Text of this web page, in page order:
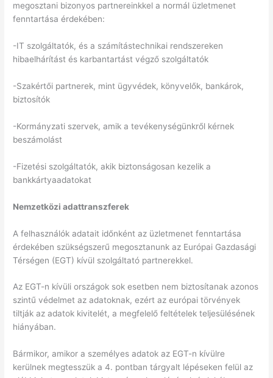
megosztani bizonyos partnereinkkel a normál üzletmenet
fenntartása érdekében:
-IT szolgáltatók, és a számítástechnikai rendszereken
hibaelhárítást és karbantartást végző szolgáltatók
-Szakértői partnerek, mint ügyvédek, könyvelők, bankárok,
biztosítók
-Kormányzati szervek, amik a tevékenységünkről kérnek
beszámolást
-Fizetési szolgáltatók, akik biztonságosan kezelik a
bankkártyaadatokat
Nemzetközi adattranszferek
A felhasználók adatait időnként az üzletmenet fenntartása
érdekében szükségszerű megosztanunk az Európai Gazdasági
Térségen (EGT) kívül szolgáltató partnerekkel.
Az EGT-n kívüli országok sok esetben nem biztosítanak azonos
szintű védelmet az adatoknak, ezért az európai törvények
tiltják az adatok kivitelét, a megfelelő feltételek teljesülésének
hiányában.
Bármikor, amikor a személyes adatok az EGT-n kívülre
kerülnek megtesszük a 4. pontban tárgyalt lépéseken felül az